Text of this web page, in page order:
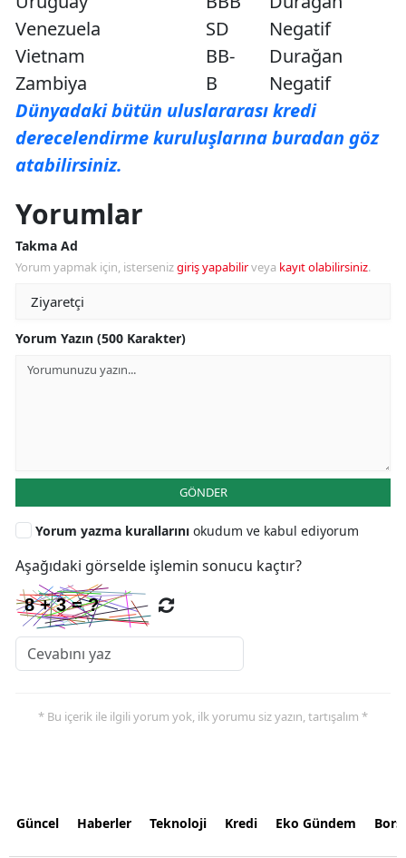
Venezuela
SD
Negatif
Vietnam
BB-
Durağan
Zambiya
B
Negatif
Dünyadaki bütün uluslararası kredi
derecelendirme kuruluşlarına buradan göz
atabilirsiniz.
Yorumlar
Takma Ad
Yorum yapmak için, istersenizgiriş yapabilirveya kayıt olabilirsiniz.
Yorum Yazın (500 Karakter)
GÖNDER
Yorum yazma kurallarını okudum ve kabul ediyorum
Aşağıdaki görselde işlemin sonucu kaçtır?
* Bu içerik ile ilgili yorum yok, ilk yorumu siz yazın, tartışalım *
Güncel Haberler Teknoloji Kredi Eko Gündem